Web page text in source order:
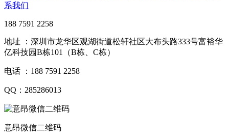
系我们
188 7591 2258
地址 ：深圳市龙华区观湖街道松轩社区大布头路333号富裕华
亿科技园B栋101（B栋、C栋）
电话 ：188 7591 2258
QQ：285286013
意昂微信二维码